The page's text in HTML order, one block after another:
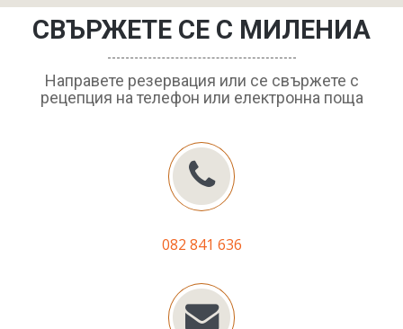
СВЪРЖЕТЕ СЕ С МИЛЕНИА
Направете резервация или се свържете с
рецепция на телефон или електронна поща
082 841 636